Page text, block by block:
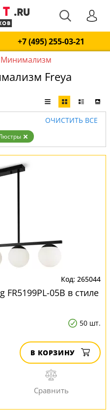
+7 (495) 255-03-21
Минимализм
Freya
ОЧИСТИТЬ ВСЕ
265044
05B в стиле
50 шт.
В КОРЗИНУ